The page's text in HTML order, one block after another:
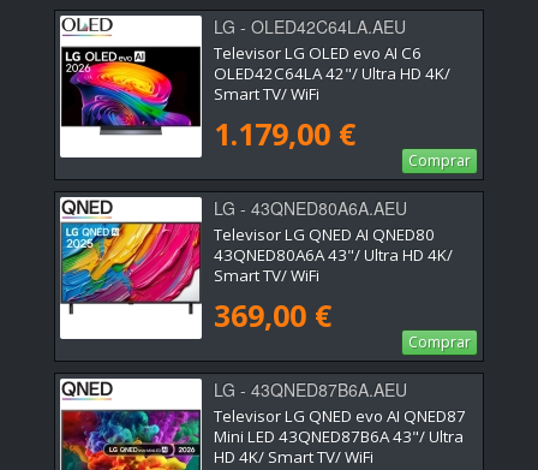
LG - OLED42C64LA.AEU
Televisor LG OLED evo AI C6
OLED42C64LA 42"/ Ultra HD 4K/
Smart TV/ WiFi
1.179,00 €
Comprar
LG - 43QNED80A6A.AEU
Televisor LG QNED AI QNED80
43QNED80A6A 43"/ Ultra HD 4K/
Smart TV/ WiFi
369,00 €
Comprar
LG - 43QNED87B6A.AEU
Televisor LG QNED evo AI QNED87
Mini LED 43QNED87B6A 43"/ Ultra
HD 4K/ Smart TV/ WiFi